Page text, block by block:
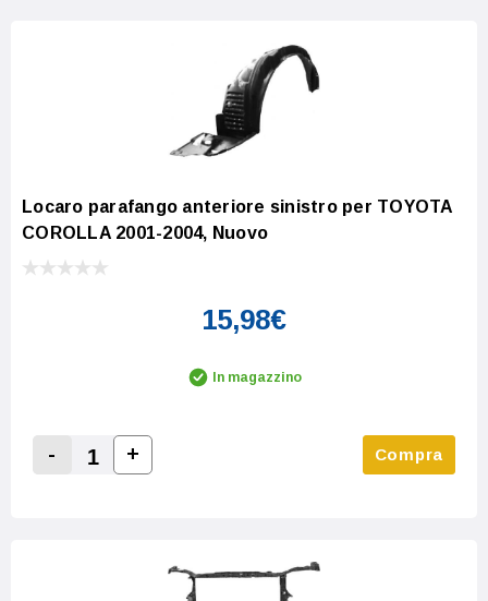
Locaro parafango anteriore sinistro per TOYOTA
COROLLA 2001-2004, Nuovo
15,98€
In magazzino
Decrease Quantity:
-
Increase Quantity:
+ Compra